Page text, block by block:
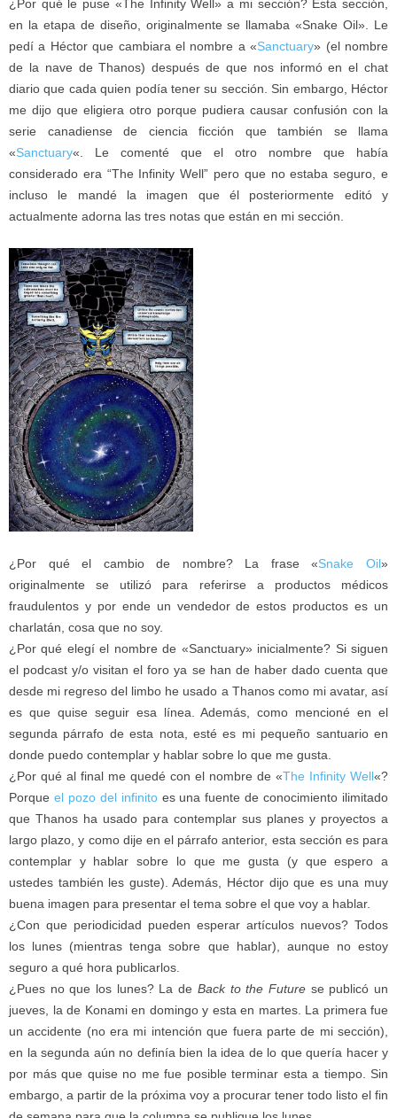
¿Por qué le puse «The Infinity Well» a mi sección? Esta sección,
en la etapa de diseño, originalmente se llamaba «Snake Oil». Le
pedí a Héctor que cambiara el nombre a «Sanctuary» (el nombre
de la nave de Thanos) después de que nos informó en el chat
diario que cada quien podía tener su sección. Sin embargo, Héctor
me dijo que eligiera otro porque pudiera causar confusión con la
serie canadiense de ciencia ficción que también se llama
«Sanctuary«. Le comenté que el otro nombre que había
considerado era “The Infinity Well” pero que no estaba seguro, e
incluso le mandé la imagen que él posteriormente editó y
actualmente adorna las tres notas que están en mi sección.
¿Por qué el cambio de nombre? La frase «Snake Oil»
originalmente se utilizó para referirse a productos médicos
fraudulentos y por ende un vendedor de estos productos es un
charlatán, cosa que no soy.
¿Por qué elegí el nombre de «Sanctuary» inicialmente? Si siguen
el podcast y/o visitan el foro ya se han de haber dado cuenta que
desde mi regreso del limbo he usado a Thanos como mi avatar, así
es que quise seguir esa línea. Además, como mencioné en el
segunda párrafo de esta nota, esté es mi pequeño santuario en
donde puedo contemplar y hablar sobre lo que me gusta.
¿Por qué al final me quedé con el nombre de «The Infinity Well«?
Porque el pozo del infinitoes una fuente de conocimiento ilimitado
que Thanos ha usado para contemplar sus planes y proyectos a
largo plazo, y como dije en el párrafo anterior, esta sección es para
contemplar y hablar sobre lo que me gusta (y que espero a
ustedes también les guste). Además, Héctor dijo que es una muy
buena imagen para presentar el tema sobre el que voy a hablar.
¿Con que periodicidad pueden esperar artículos nuevos? Todos
los lunes (mientras tenga sobre que hablar), aunque no estoy
seguro a qué hora publicarlos.
¿Pues no que los lunes? La de Back to the Futurese publicó un
jueves, la de Konami en domingo y esta en martes. La primera fue
un accidente (no era mi intención que fuera parte de mi sección),
en la segunda aún no definía bien la idea de lo que quería hacer y
por más que quise no me fue posible terminar esta a tiempo. Sin
embargo, a partir de la próxima voy a procurar tener todo listo el fin